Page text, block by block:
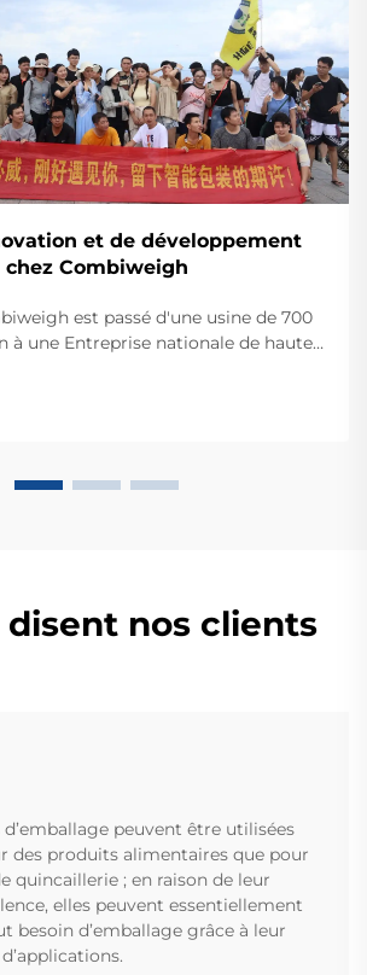
et de développement
Combiweigh
est passé d'une usine de 700
à une Entreprise nationale de haute
consultation mondiale
disent nos clients
peuvent être utilisées
des produits alimentaires que pour
quincaillerie ; en raison de leur
elles peuvent essentiellement
besoin d’emballage grâce à leur